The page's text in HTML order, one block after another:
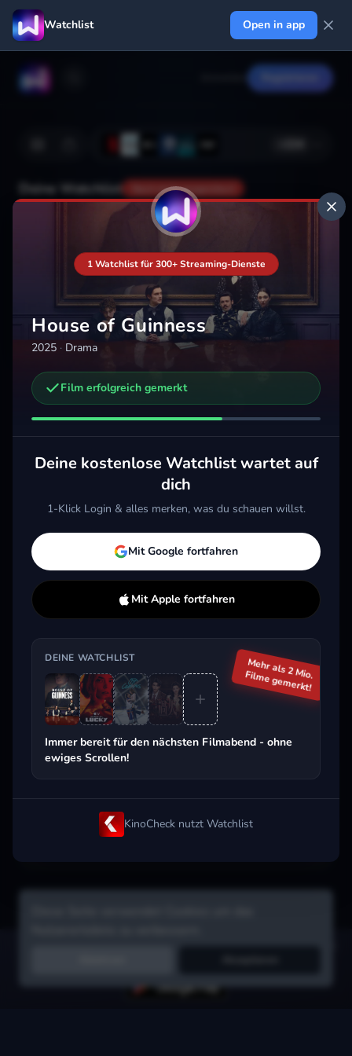
Watchlist Open in app
Deine Watchlist Noch nicht gespeichert
Hinzufügen
Weitere Trailer, die dich interessieren könnten
Lucky
Merken
Mehr
Off Campus
Merken
Mehr
Kap
Aktuell im Trend
Beliebt beim Streaming
Filme in Sekunden merken, Tipps von
1 Watchlist für 300+ Streaming-Dienste
House of Guinness
2025 · Drama
Film erfolgreich gemerkt
Deine kostenlose Watchlist wartet auf
dich
1-Klick Login & alles merken, was du schauen willst.
Mit Google fortfahren
Mit Apple fortfahren
DEINE WATCHLIST
Immer bereit für den nächsten Filmabend - ohne
ewiges Scrollen!
Mehr als 2 Mio.
Filme gemerkt!
KinoCheck nutzt Watchlist